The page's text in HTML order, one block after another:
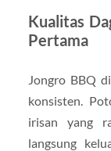
Kualitas
Pertama
Jongro BBQ
konsisten.
irisan yang
langsung